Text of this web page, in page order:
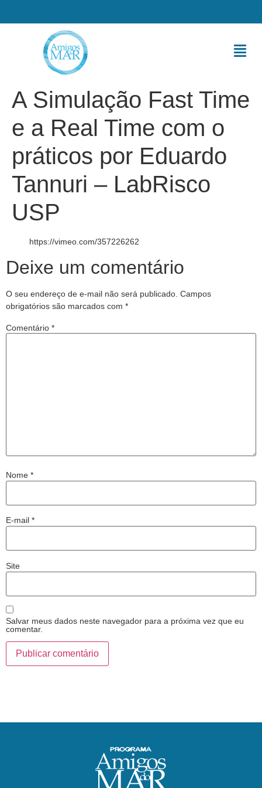
A Simulação Fast Time
e a Real Time com o
práticos por Eduardo
Tannuri – LabRisco
USP
https://vimeo.com/357226262
Deixe um comentário
O seu endereço de e-mail não será publicado. Campos
obrigatórios são marcados com *
Comentário *
Nome *
E-mail *
Site
Salvar meus dados neste navegador para a próxima vez que eu
comentar.